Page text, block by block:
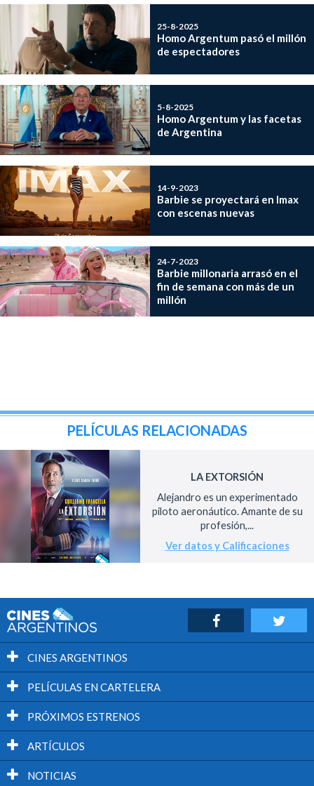
25-8-2025
Homo Argentum pasó el millón
de espectadores
5-8-2025
Homo Argentum y las facetas
de Argentina
14-9-2023
Barbie se proyectará en Imax
con escenas nuevas
24-7-2023
Barbie millonaria arrasó en el
fin de semana con más de un
millón
PELÍCULAS RELACIONADAS
LA EXTORSIÓN
Alejandro es un experimentado
piloto aeronáutico. Amante de su
profesión,...
Ver datos y Calificaciones
CINES ARGENTINOS
PELÍCULAS EN CARTELERA
PRÓXIMOS ESTRENOS
ARTÍCULOS
NOTICIAS